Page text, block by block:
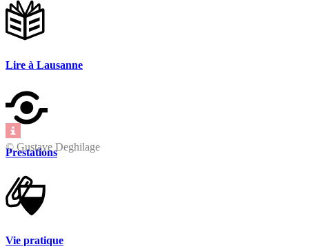
© Gustave Deghilage
Lire à Lausanne
Prestations
Vie pratique